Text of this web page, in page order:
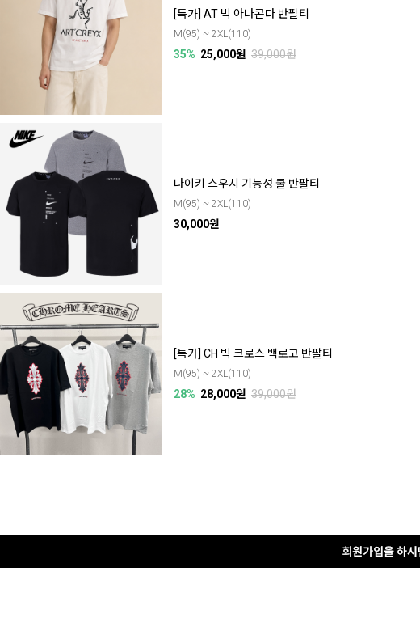
[특가] AT 빅 아나콘다 반팔티
M(95) ~ 2XL(110)
35% 25,000원 39,000원
나이키 스우시 기능성 쿨 반팔티
M(95) ~ 2XL(110)
30,000원
[특가] CH 빅 크로스 백로고 반팔티
M(95) ~ 2XL(110)
28% 28,000원 39,000원